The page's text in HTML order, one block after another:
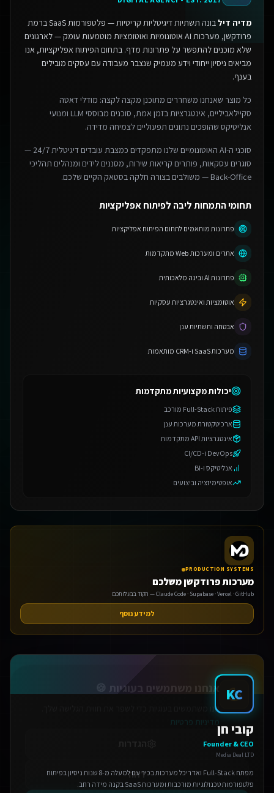
מדיה דיל
בונה תשתיות דיגיטליות קריטיות — פלטפורמות SaaS ברמת
פרודקשן, מערכות AI אוטונומיות ואוטומציות מוטמעות עומק — לארגונים
שלא מוכנים להתפשר על פתרונות מדף. בתחום הפיתוח אפליקציות, אנו
מביאים ניסיון ייחודי וידע מעמיק שנצבר מעבודה עם עסקים מובילים
בענף.
כל מוצר שאנחנו משחררים מתוכנן מקצה לקצה: מודלי דאטה
סקיילאביליים, אינטגרציות בזמן אמת, סוכנים מבוססי LLM ומנועי
אנליטיקס שהופכים נתונים תפעוליים לצמיחה מדידה.
סוכני ה-AI האוטונומיים שלנו מתפקדים כמצבת עובדים דיגיטלית 24/7 —
סוגרים עסקאות, פותרים קריאות שירות, מסננים לידים ומנהלים תהליכי
Back-Office — משולבים בצורה חלקה בסטאק הקיים שלכם.
תחומי התמחות ליבה לפיתוח אפליקציות
פתרונות מותאמים לתחום הפיתוח אפליקציות
אתרים ומערכות Web מתקדמות
פתרונות AI ובינה מלאכותית
אוטומציות ואינטגרציות עסקיות
אבטחה ותשתיות ענן
מערכות SaaS ו-CRM מותאמות
יכולות מקצועיות מתקדמות
פיתוח Full-Stack מורכב
ארכיטקטורת מערכות ענן
אינטגרציות API מתקדמות
DevOps ו-CI/CD
אנליטיקס ו-BI
אופטימיזציה וביצועים
PRODUCTION SYSTEMS
מערכות פרודקשן משלכם
Claude Code · Supabase · Vercel · GitHub — הקוד בבעלותכם
למידע נוסף
KC
קובי חן
Founder & CEO
Media Deal LTD
מפתח Full-Stack ואדריכל מערכות בכיר עם למעלה מ-8 שנות ניסיון בפיתוח
פלטפורמות טכנולוגיות מורכבות ומערכות SaaS בקנה מידה רחב.
אנחנו משתמשים בעוגיות 🍪
אנו משתמשים בעוגיות כדי לשפר את חווית הגלישה שלך.
הגדרות